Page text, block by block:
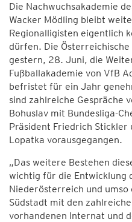
Die Nachwuchsakademie
Wacker Mödling bleibt
Regionalligisten eigentlich
dürfen. Die
gestern, 28. Juni, die
Fußballakademie von VfB
befristet für ein Jahr
sind zahlreiche Gespräche
Bohuslav mit Bundesliga-
Präsident Friedrich Stickler
Lopatka vorausgegangen.
„Das weitere Bestehen
wichtig für die Entwicklung
Niederösterreich und
Südstadt mit den
vorhandenen Internat und